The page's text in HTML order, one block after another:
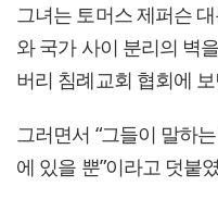
그녀는 토머스 제퍼슨
와 국가 사이 분리의 벽
버리 침례교회 협회에
그러면서 “그들이 말하
에 있을 뿐”이라고 덧붙